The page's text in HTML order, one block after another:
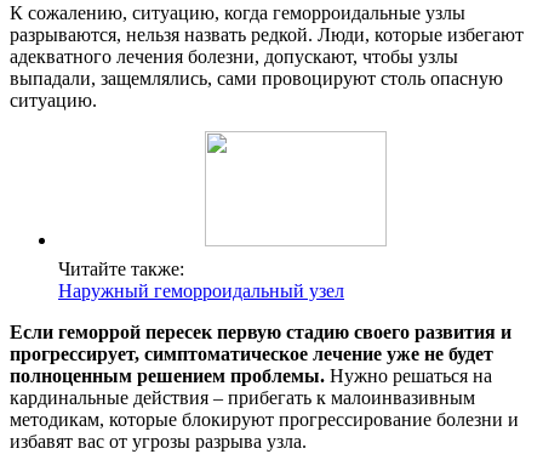
К сожалению, ситуацию, когда геморроидальные узлы
разрываются, нельзя назвать редкой. Люди, которые избегают
адекватного лечения болезни, допускают, чтобы узлы
выпадали, защемлялись, сами провоцируют столь опасную
ситуацию.
Читайте также:
Наружный геморроидальный узел
Если геморрой пересек первую стадию своего развития и
прогрессирует, симптоматическое лечение уже не будет
полноценным решением проблемы. Нужно решаться на
кардинальные действия – прибегать к малоинвазивным
методикам, которые блокируют прогрессирование болезни и
избавят вас от угрозы разрыва узла.